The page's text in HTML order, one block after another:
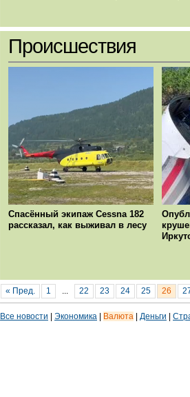
Происшествия
Спасённый экипаж Cessna 182
рассказал, как выживал в лесу
« Пред. 1 ... 22 23 24 25 26
Все новости | Экономика | Валюта | Деньги |